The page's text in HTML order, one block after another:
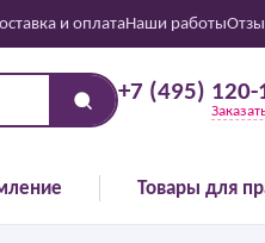
и оплатаНаши работы
+7 (495) 120-
Товары для